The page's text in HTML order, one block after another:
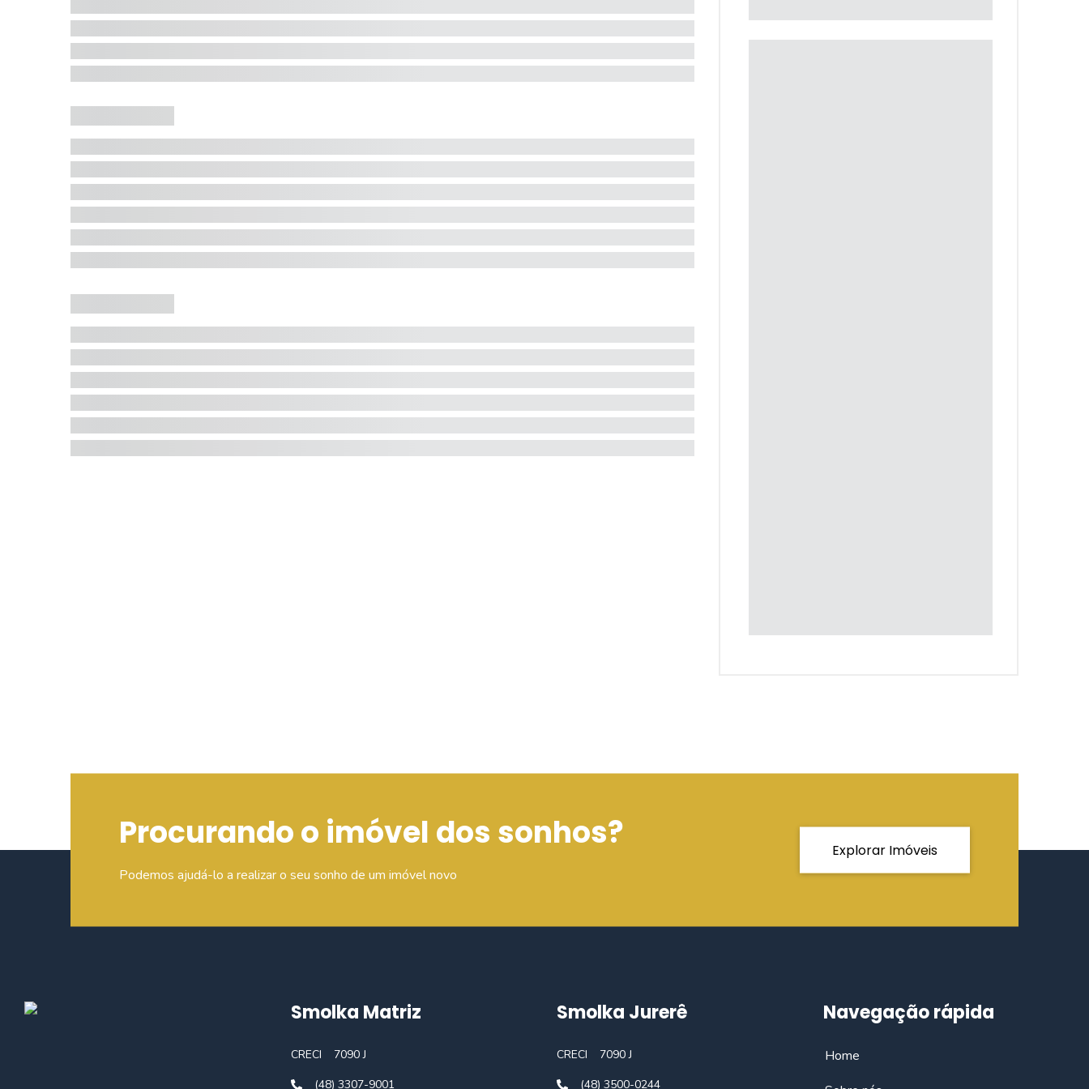
Procurando o imóvel dos sonhos?
Podemos ajudá-lo a realizar o seu sonho de um imóvel novo
Explorar Imóveis
Smolka Matriz
CRECI
7090 J
(48) 3307-9001
Smolka Jurerê
CRECI
7090 J
(48) 3500-0244
Navegação rápida
Home